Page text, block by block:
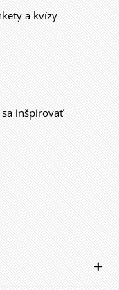
a kvízy
inšpirovať